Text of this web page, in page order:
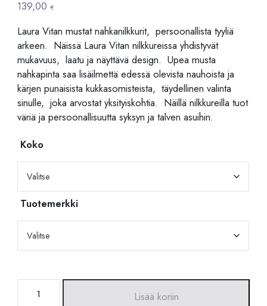
139,00€
Laura Vitan mustat nahkanilkkurit, persoonallista tyyliä
arkeen. Näissä Laura Vitan nilkkureissa yhdistyvät
mukavuus, laatu ja näyttävä design. Upea musta
nahkapinta saa lisäilmettä edessä olevista nauhoista ja
kärjen punaisista kukkasomisteista, täydellinen valinta
sinulle, joka arvostat yksityiskohtia. Näillä nilkkureilla tuot
väriä ja persoonallisuutta syksyn ja talven asuihin.
Koko
Tuotemerkki
Lisää koriin